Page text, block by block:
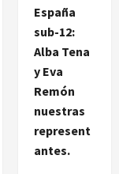
España
sub-12:
Alba Tena
y Eva
Remón
nuestras
represent
antes.